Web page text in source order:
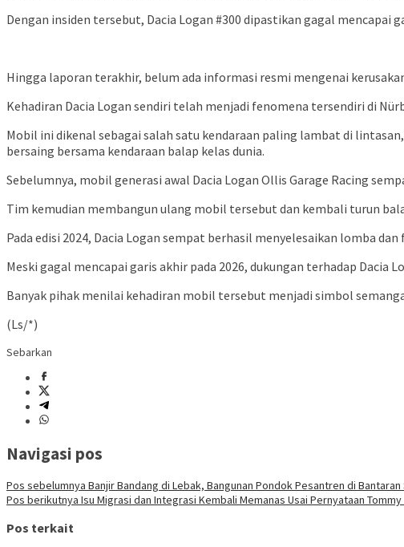
Dengan insiden tersebut, Dacia Logan #300 dipastikan gagal mencapai
Hingga laporan terakhir, belum ada informasi resmi mengenai
Kehadiran Dacia Logan sendiri telah menjadi fenomena tersendiri di
Mobil ini dikenal sebagai salah satu kendaraan paling lambat di
bersaing bersama kendaraan balap kelas dunia.
Sebelumnya, mobil generasi awal Dacia Logan Ollis Garage Racing
Tim kemudian membangun ulang mobil tersebut dan kembali turun
Pada edisi 2024, Dacia Logan sempat berhasil menyelesaikan lomba
Meski gagal mencapai garis akhir pada 2026, dukungan terhadap Dacia
Banyak pihak menilai kehadiran mobil tersebut menjadi simbol
(Ls/*)
Sebarkan
Navigasi pos
Pos sebelumnya Banjir Bandang di Lebak, Bangunan Pondok Pesantren di Bantaran
Pos berikutnya Isu Migrasi dan Integrasi Kembali Memanas Usai Pernyataan
Pos terkait